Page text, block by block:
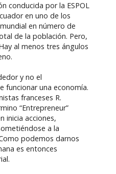
conducida por la ESPOL
en uno de los
en número de
de la población. Pero,
al menos tres ángulos
y no el
funcionar una economía.
franceses R.
“Entrepreneur”
inicia acciones,
a la
podemos darnos
es entonces